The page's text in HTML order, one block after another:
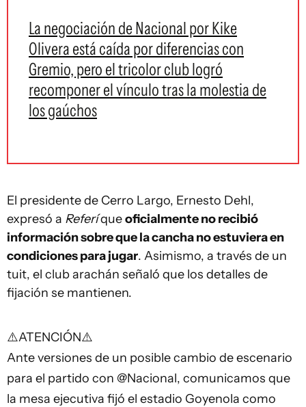
La negociación de Nacional por Kike
Olivera está caída por diferencias con
Gremio, pero el tricolor club logró
recomponer el vínculo tras la molestia de
los gaúchos
El presidente de Cerro Largo, Ernesto Dehl,
expresó a Referíqueoficialmente no recibió
información sobre que la cancha no estuviera en
condiciones para jugar. Asimismo, a través de un
tuit, el club arachán señaló que los detalles de
fijación se mantienen.
⚠️ATENCIÓN⚠️
Ante versiones de un posible cambio de escenario
para el partido con @Nacional, comunicamos que
la mesa ejecutiva fijó el estadio Goyenola como